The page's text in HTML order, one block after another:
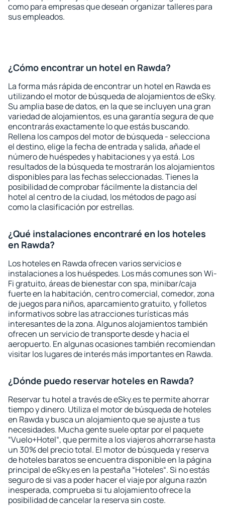
como para empresas que desean organizar talleres para
sus empleados.
¿Cómo encontrar un hotel en Rawda?
La forma más rápida de encontrar un hotel en Rawda es
utilizando el motor de búsqueda de alojamientos de eSky.
Su amplia base de datos, en la que se incluyen una gran
variedad de alojamientos, es una garantía segura de que
encontrarás exactamente lo que estás buscando.
Rellena los campos del motor de búsqueda - selecciona
el destino, elige la fecha de entrada y salida, añade el
número de huéspedes y habitaciones y ya está. Los
resultados de la búsqueda te mostrarán los alojamientos
disponibles para las fechas seleccionadas. Tienes la
posibilidad de comprobar fácilmente la distancia del
hotel al centro de la ciudad, los métodos de pago así
como la clasificación por estrellas.
¿Qué instalaciones encontraré en los hoteles
en Rawda?
Los hoteles en Rawda ofrecen varios servicios e
instalaciones a los huéspedes. Los más comunes son Wi-
Fi gratuito, áreas de bienestar con spa, minibar/caja
fuerte en la habitación, centro comercial, comedor, zona
de juegos para niños, aparcamiento gratuito, y folletos
informativos sobre las atracciones turísticas más
interesantes de la zona. Algunos alojamientos también
ofrecen un servicio de transporte desde y hacia el
aeropuerto. En algunas ocasiones también recomiendan
visitar los lugares de interés más importantes en Rawda.
¿Dónde puedo reservar hoteles en Rawda?
Reservar tu hotel a través de eSky.es te permite ahorrar
tiempo y dinero. Utiliza el motor de búsqueda de hoteles
en Rawda y busca un alojamiento que se ajuste a tus
necesidades. Mucha gente suele optar por el paquete
“Vuelo+Hotel“, que permite a los viajeros ahorrarse hasta
un 30% del precio total. El motor de búsqueda y reserva
de hoteles baratos se encuentra disponible en la página
principal de eSky.es en la pestaña “Hoteles“. Si no estás
seguro de si vas a poder hacer el viaje por alguna razón
inesperada, comprueba si tu alojamiento ofrece la
posibilidad de cancelar la reserva sin coste.